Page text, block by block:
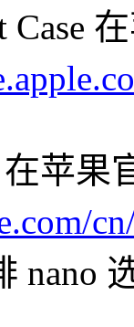
Case
在苹
nano